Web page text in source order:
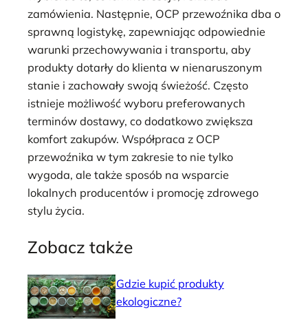
zamówienia. Następnie, OCP przewoźnika dba o
sprawną logistykę, zapewniając odpowiednie
warunki przechowywania i transportu, aby
produkty dotarły do klienta w nienaruszonym
stanie i zachowały swoją świeżość. Często
istnieje możliwość wyboru preferowanych
terminów dostawy, co dodatkowo zwiększa
komfort zakupów. Współpraca z OCP
przewoźnika w tym zakresie to nie tylko
wygoda, ale także sposób na wsparcie
lokalnych producentów i promocję zdrowego
stylu życia.
Zobacz także
Gdzie kupić produkty
ekologiczne?